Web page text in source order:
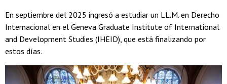
En septiembre del 2025 ingresó a estudiar un LL.M. en Derecho
Internacional en el Geneva Graduate Institute of International
and Development Studies (IHEID), que está finalizando por
estos días.